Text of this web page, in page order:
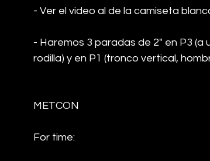
- Ver el video al de la camiseta
- Haremos 3 paradas de 2" en P3 (a
rodilla) y en P1 (tronco vertical,
METCON
For time: